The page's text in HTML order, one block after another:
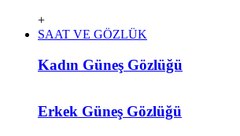
+
SAAT VE GÖZLÜK
Kadın Güneş Gözlüğü
Erkek Güneş Gözlüğü